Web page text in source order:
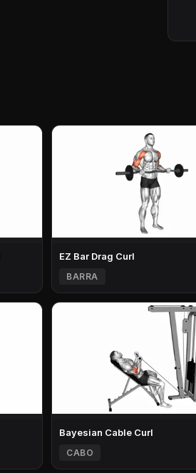
EZ Bar Drag Curl
BARRA
Bayesian Cable Curl
CABO